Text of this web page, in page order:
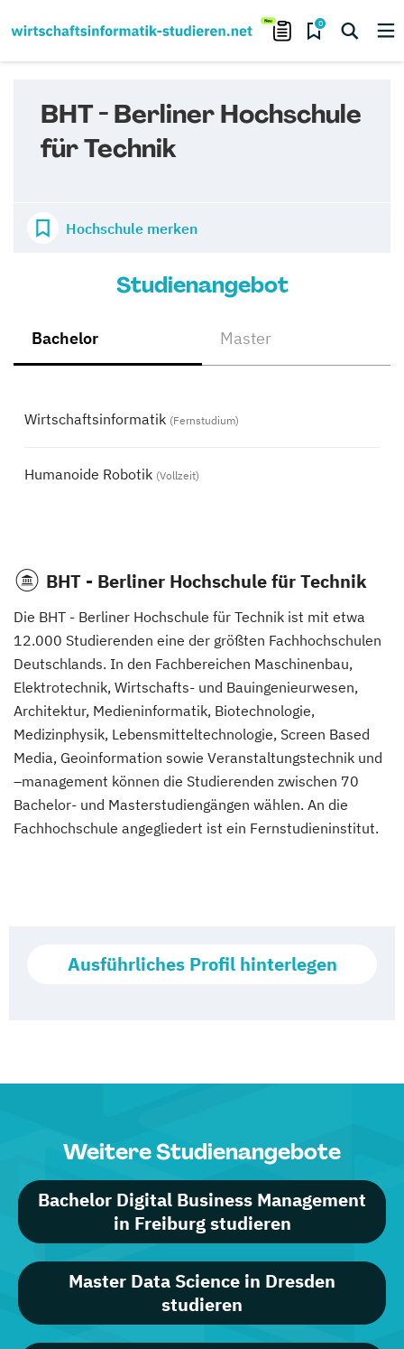
0
BHT - Berliner Hochschule
für Technik
Hochschule merken
Studienangebot
Bachelor Master
Wirtschaftsinformatik (Fernstudium)
Humanoide Robotik (Vollzeit)
BHT - Berliner Hochschule für Technik
Die BHT - Berliner Hochschule für Technik ist mit etwa
12.000 Studierenden eine der größten Fachhochschulen
Deutschlands. In den Fachbereichen Maschinenbau,
Elektrotechnik, Wirtschafts- und Bauingenieurwesen,
Architektur, Medieninformatik, Biotechnologie,
Medizinphysik, Lebensmitteltechnologie, Screen Based
Media, Geoinformation sowie Veranstaltungstechnik und
–management können die Studierenden zwischen 70
Bachelor- und Masterstudiengängen wählen. An die
Fachhochschule angegliedert ist ein Fernstudieninstitut.
Ausführliches Profil hinterlegen
Weitere Studienangebote
Bachelor Digital Business Management
in Freiburg studieren
Master Data Science in Dresden
studieren